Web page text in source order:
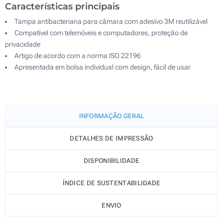
Características principais
Tampa antibacteriana para câmara com adesivo 3M reutilizável
Compatível com telemóveis e computadores, proteção de
privacidade
Artigo de acordo com a norma ISO 22196
Apresentada em bolsa individual com design, fácil de usar
INFORMAÇÃO GERAL
DETALHES DE IMPRESSÃO
DISPONIBILIDADE
ÍNDICE DE SUSTENTABILIDADE
ENVIO